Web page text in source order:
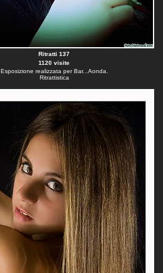
Ritratti 137
1120 visite
Esposizione realizzata per Bar...Aonda.
Ritrattistica